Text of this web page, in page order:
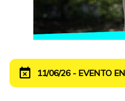
event_busy 11/06/26 - EVENTO